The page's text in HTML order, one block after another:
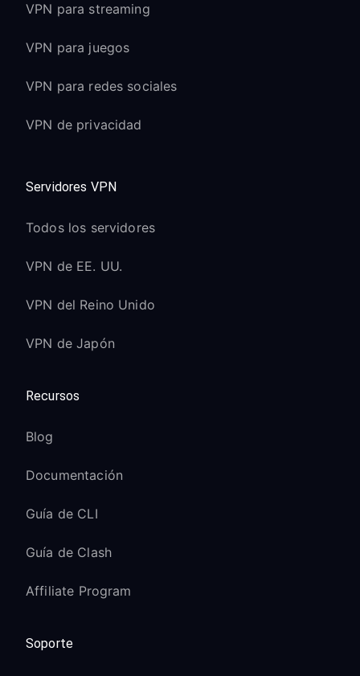
VPN para streaming
VPN para juegos
VPN para redes sociales
VPN de privacidad
Servidores VPN
Todos los servidores
VPN de EE. UU.
VPN del Reino Unido
VPN de Japón
Recursos
Blog
Documentación
Guía de CLI
Guía de Clash
Affiliate Program
Soporte